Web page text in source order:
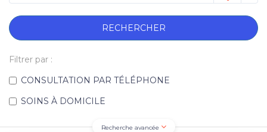
RECHERCHER
Filtrer par :
CONSULTATION PAR TÉLÉPHONE
SOINS À DOMICILE
Recherche avancée